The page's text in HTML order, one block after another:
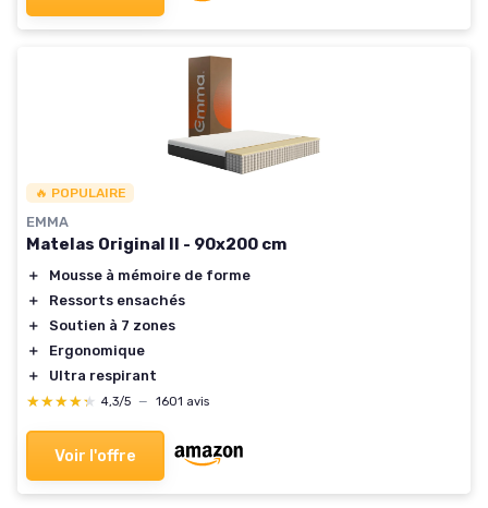
🔥 POPULAIRE
EMMA
Matelas Original II - 90x200 cm
＋
Mousse à mémoire de forme
＋
Ressorts ensachés
＋
Soutien à 7 zones
＋
Ergonomique
＋
Ultra respirant
★★★★★
★★★★★ 4,3/5 — 1601 avis
Voir l'offre